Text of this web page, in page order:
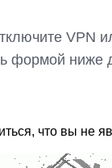
VPN
формой ниже
что вы не